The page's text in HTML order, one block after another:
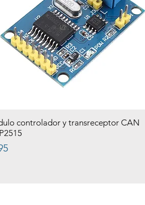
controlador y transreceptor CAN